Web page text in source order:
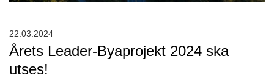
Årets Leader-Byaprojekt 2024 ska
utses!
22.03.2024